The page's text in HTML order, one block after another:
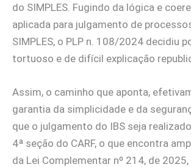
do SIMPLES. Fugindo da lógica e
aplicada para julgamento de
SIMPLES, o PLP n. 108/2024 decidiu
tortuoso e de difícil explicação
Assim, o caminho que aponta,
garantia da simplicidade e da
que o julgamento do IBS seja
4ª seção do CARF, o que encontra
da Lei Complementar nº 214, de